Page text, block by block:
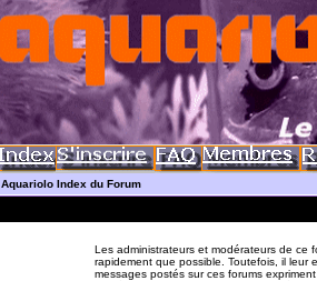
Aquariolo Index du Forum
Les administrateurs et modérateurs de ce
rapidement que possible. Toutefois, il leur
messages postés sur ces forums